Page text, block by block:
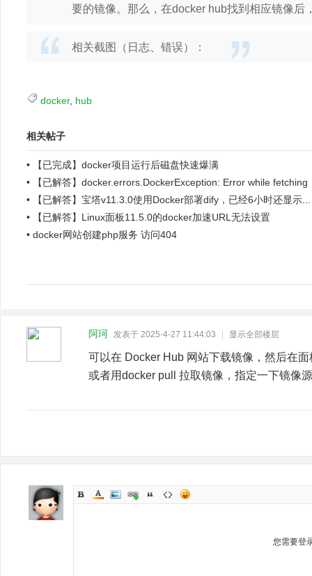
要的镜像。那么，在docker hub找到相应镜像后
相关截图（日志、错误）：
docker, hub
相关帖子
•
【已完成】docker项目运行后磁盘快速爆满
•
【已解答】docker.errors.DockerException: Error while fetching
server API...
•
【已解答】宝塔v11.3.0使用Docker部署dify，已经6小时还显示...
•
【已解答】Linux面板11.5.0的docker加速URL无法设置
• docker网站创建php服务 访问404
阿珂 发表于 2025-4-27 11:44:03 显示全部楼层
可以在 Docker Hub 网站下载镜像，然后在
或者用docker pull 拉取镜像，指定一下镜像源
您需要登